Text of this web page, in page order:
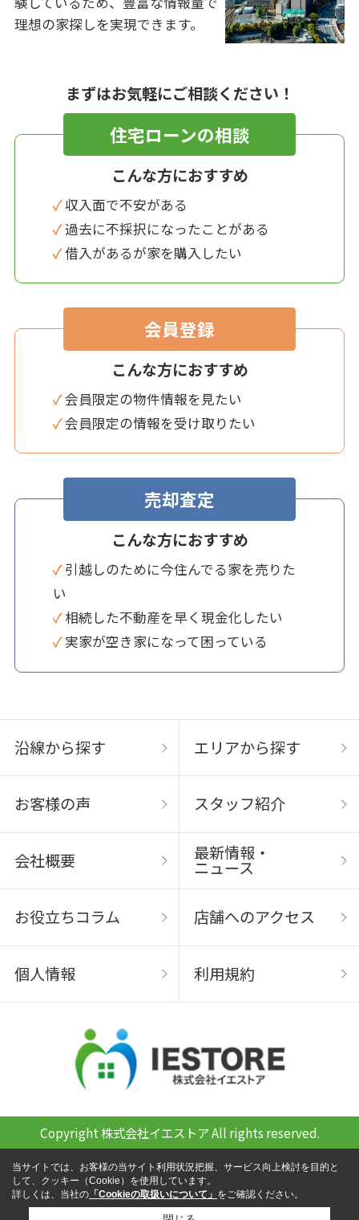
理想の家探しを実現できます。
まずはお気軽にご相談ください！
住宅ローンの相談
こんな方におすすめ
✓ 収入面で不安がある
✓ 過去に不採択になったことがある
✓ 借入があるが家を購入したい
会員登録
こんな方におすすめ
✓ 会員限定の物件情報を見たい
✓ 会員限定の情報を受け取りたい
売却査定
こんな方におすすめ
✓ 引越しのために今住んでる家を売りた
い
✓ 相続した不動産を早く現金化したい
✓ 実家が空き家になって困っている
沿線から探す エリアから探す
お客様の声 スタッフ紹介
会社概要 最新情報・
ニュース
お役立ちコラム 店舗へのアクセス
個人情報 利用規約
Copyright 株式会社イエストア All rights reserved.
当サイトでは、お客様の当サイト利用状況把握、サービス向上検討を目的と
して、クッキー（Cookie）を使用しています。
詳しくは、当社の 「Cookieの取扱いについて」 をご確認ください。